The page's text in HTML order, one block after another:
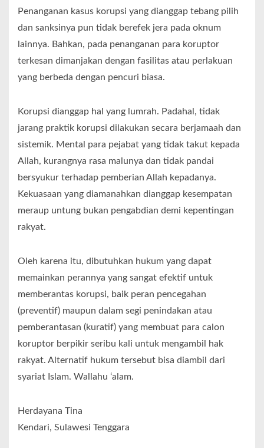
Penanganan kasus korupsi yang dianggap tebang pilih
dan sanksinya pun tidak berefek jera pada oknum
lainnya. Bahkan, pada penanganan para koruptor
terkesan dimanjakan dengan fasilitas atau perlakuan
yang berbeda dengan pencuri biasa.
Korupsi dianggap hal yang lumrah. Padahal, tidak
jarang praktik korupsi dilakukan secara berjamaah dan
sistemik. Mental para pejabat yang tidak takut kepada
Allah, kurangnya rasa malunya dan tidak pandai
bersyukur terhadap pemberian Allah kepadanya.
Kekuasaan yang diamanahkan dianggap kesempatan
meraup untung bukan pengabdian demi kepentingan
rakyat.
Oleh karena itu, dibutuhkan hukum yang dapat
memainkan perannya yang sangat efektif untuk
memberantas korupsi, baik peran pencegahan
(preventif) maupun dalam segi penindakan atau
pemberantasan (kuratif) yang membuat para calon
koruptor berpikir seribu kali untuk mengambil hak
rakyat. Alternatif hukum tersebut bisa diambil dari
syariat Islam. Wallahu ‘alam.
Herdayana Tina
Kendari, Sulawesi Tenggara